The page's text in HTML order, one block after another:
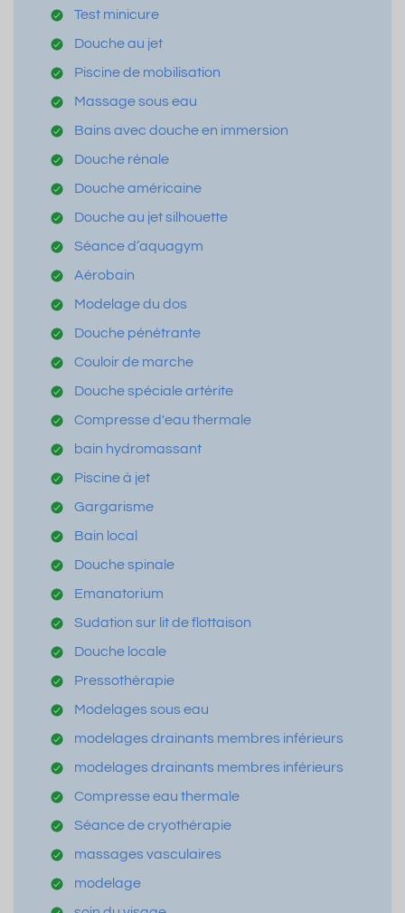
Test minicure
Douche au jet
Piscine de mobilisation
Massage sous eau
Bains avec douche en immersion
Douche rénale
Douche américaine
Douche au jet silhouette
Séance d’aquagym
Aérobain
Modelage du dos
Douche pénétrante
Couloir de marche
Douche spéciale artérite
Compresse d'eau thermale
bain hydromassant
Piscine à jet
Gargarisme
Bain local
Douche spinale
Emanatorium
Sudation sur lit de flottaison
Douche locale
Pressothérapie
Modelages sous eau
modelages drainants membres inférieurs
modelages drainants membres inférieurs
Compresse eau thermale
Séance de cryothérapie
massages vasculaires
modelage